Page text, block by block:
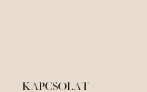
KAPCSOLAT